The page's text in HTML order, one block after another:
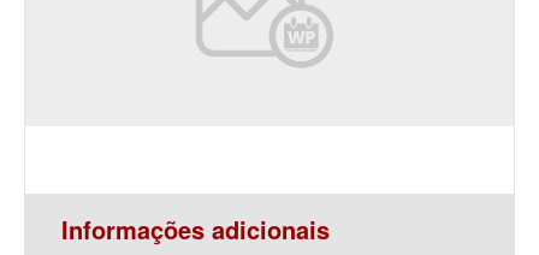
Informações adicionais